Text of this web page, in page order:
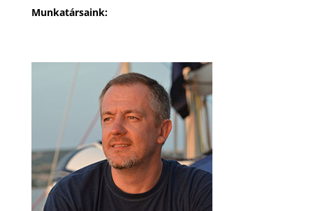
Munkatársaink: